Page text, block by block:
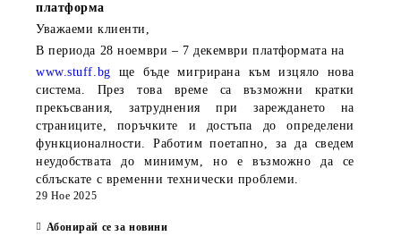
платформа
Уважаеми клиенти,
В периода 28 ноември – 7 декември платформата на
www.stuff.bg ще бъде мигрирана към изцяло нова
система. През това време са възможни кратки
прекъсвания, затруднения при зареждането на
страниците, поръчките и достъпа до определени
функционалности. Работим поетапно, за да сведем
неудобствата до минимум, но е възможно да се
сблъскате с временни технически проблеми.
29 Ное 2025
Абонирай се за новини